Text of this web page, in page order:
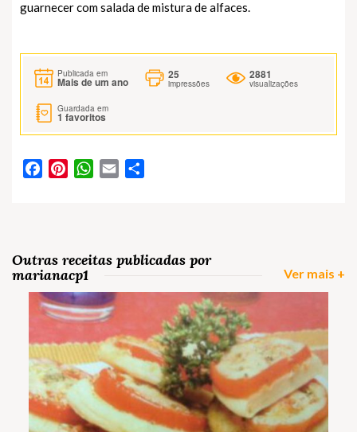
guarnecer com salada de mistura de alfaces.
Publicada em
Mais de um ano
25
impressões
2881
visualizações
Guardada em
1 favoritos
FacebookPinterestWhatsApp
Email
Outras receitas publicadas por
marianacp1
Ver mais +